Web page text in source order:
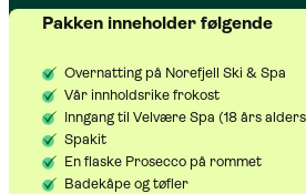
Pakken inneholder følgende
Overnatting på Norefjell Ski & Spa
Vår innholdsrike frokost
Inngang til Velvære Spa (18 års
Spakit
En flaske Prosecco på rommet
Badekåpe og tøfler